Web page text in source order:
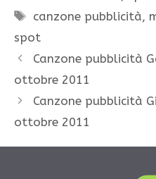
Tag
canzone pubblicità,
spot
Canzone pubblicità
ottobre 2011
Canzone pubblicità
ottobre 2011